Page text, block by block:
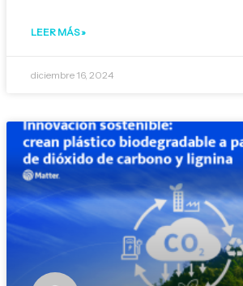
LEER MÁS »
diciembre 16, 2024